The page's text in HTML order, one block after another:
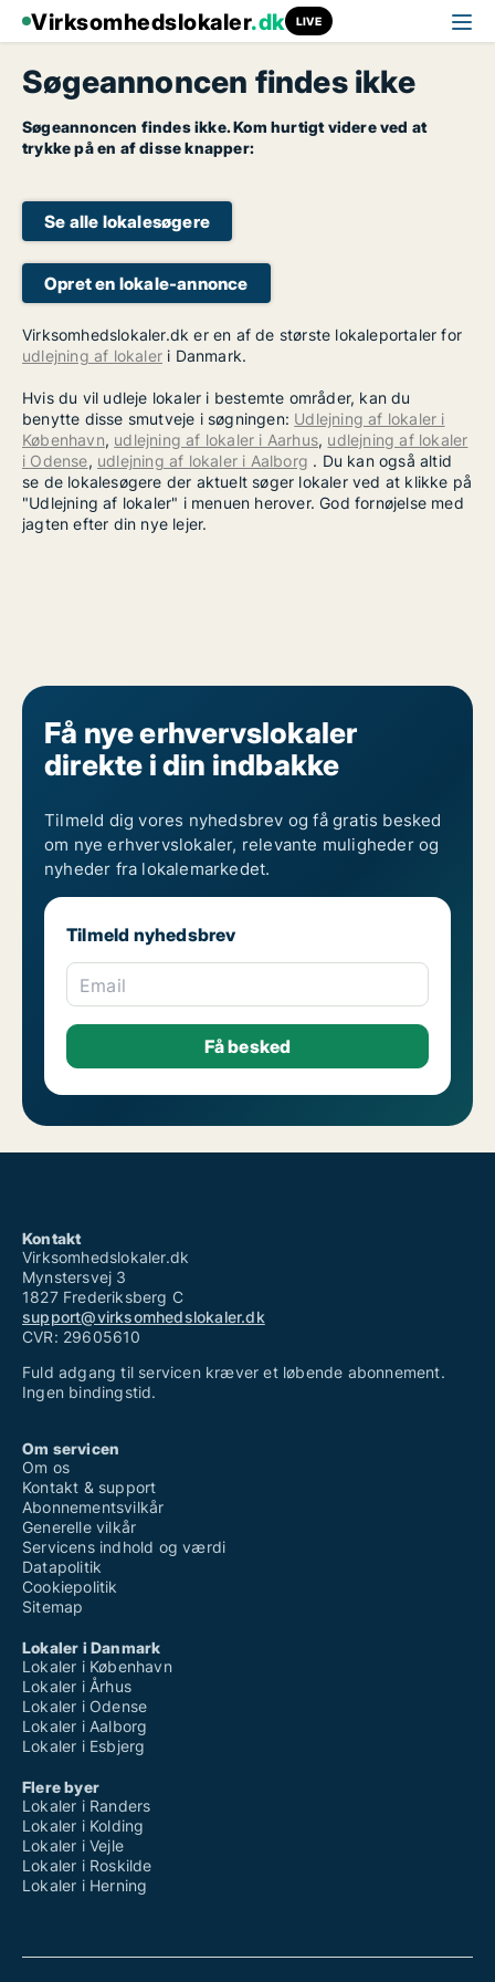
Virksomhedslokaler.dk LIVE
Søgeannoncen findes ikke
Søgeannoncen findes ikke. Kom hurtigt videre ved at
trykke på en af disse knapper:
Se alle lokalesøgere
Opret en lokale-annonce
Virksomhedslokaler.dk er en af de største lokaleportaler for
udlejning af lokaler i Danmark.
Hvis du vil udleje lokaler i bestemte områder, kan du
benytte disse smutveje i søgningen: Udlejning af lokaler i
København, udlejning af lokaler i Aarhus, udlejning af lokaler
i Odense, udlejning af lokaler i Aalborg . Du kan også altid
se de lokalesøgere der aktuelt søger lokaler ved at klikke på
"Udlejning af lokaler" i menuen herover. God fornøjelse med
jagten efter din nye lejer.
Få nye erhvervslokaler
direkte i din indbakke
Tilmeld dig vores nyhedsbrev og få gratis besked
om nye erhvervslokaler, relevante muligheder og
nyheder fra lokalemarkedet.
Tilmeld nyhedsbrev
Email
Kontakt
Virksomhedslokaler.dk
Mynstersvej 3
1827 Frederiksberg C
support@virksomhedslokaler.dk
CVR: 29605610
Fuld adgang til servicen kræver et løbende abonnement.
Ingen bindingstid.
Om servicen
Om os
Kontakt & support
Abonnementsvilkår
Generelle vilkår
Servicens indhold og værdi
Datapolitik
Cookiepolitik
Sitemap
Lokaler i Danmark
Lokaler i København
Lokaler i Århus
Lokaler i Odense
Lokaler i Aalborg
Lokaler i Esbjerg
Flere byer
Lokaler i Randers
Lokaler i Kolding
Lokaler i Vejle
Lokaler i Roskilde
Lokaler i Herning